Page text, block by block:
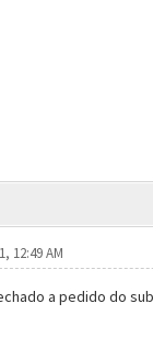
12:49 AM
a pedido do sub